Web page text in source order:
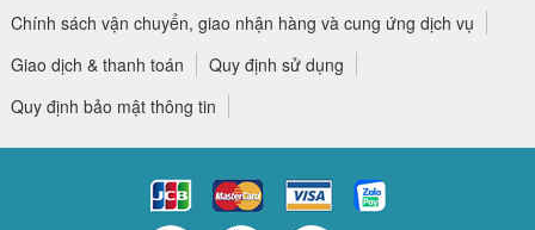
Chính sách vận chuyển, giao nhận hàng và cung ứng dịch vụ
Giao dịch & thanh toán
Quy định sử dụng
Quy định bảo mật thông tin